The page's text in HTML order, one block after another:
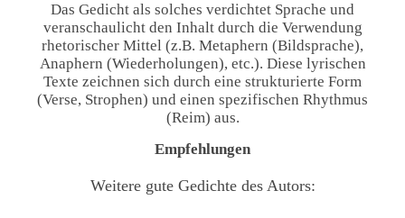
Das Gedicht als solches verdichtet Sprache und
veranschaulicht den Inhalt durch die Verwendung
rhetorischer Mittel (z.B. Metaphern (Bildsprache),
Anaphern (Wiederholungen), etc.). Diese lyrischen
Texte zeichnen sich durch eine strukturierte Form
(Verse, Strophen) und einen spezifischen Rhythmus
(Reim) aus.
Empfehlungen
Weitere gute Gedichte des Autors: